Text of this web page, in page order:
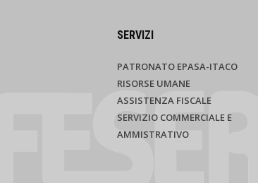
SERVIZI
PATRONATO EPASA-ITACO
RISORSE UMANE
ASSISTENZA FISCALE
SERVIZIO COMMERCIALE E
AMMISTRATIVO